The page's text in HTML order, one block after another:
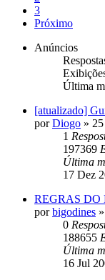
3
Próximo
Anúncios
Última
[atualizado]
porDiogo »
1
197369
Última
17 Dez
REGRAS DO
porbigodines »
0
188655
Última
16 Jul